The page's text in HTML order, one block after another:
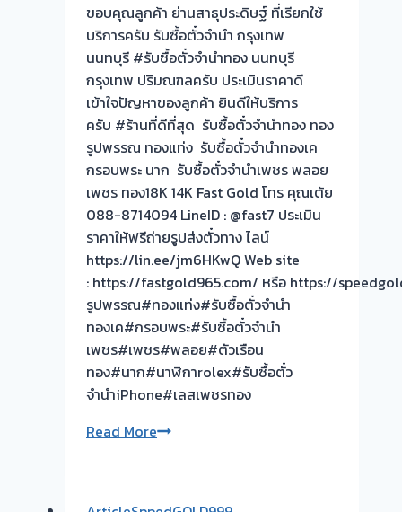
โรง
จำนำ
ร้าน
ทอง
ประเมิน
หน้า
ตั๋ว
ฟรี
จ่าย
สด
ทันที
ไม่
ต้อง
รอ
จบไว
📌
ผล
งาน
วัน
ขอบคุณลูกค้า ย่านสาธุประดิษฐ์ ที่เรียกใช้
บริการครับ รับซื้อตั๋วจำนำ กรุงเทพ
นนทบุรี #รับซื้อตั๋วจำนำทอง นนทบุรี
กรุงเทพ ปริมณฑลครับ ประเมินราคาดี
เข้าใจปัญหาของลูกค้า ยินดีให้บริการ
ครับ #ร้านที่ดีที่สุด รับซื้อตั๋วจำนำทอง ทอง
รูปพรรณ ทองแท่ง รับซื้อตั๋วจำนำทองเค
กรอบพระ นาก รับซื้อตั๋วจำนำเพชร พลอย
เพชร ทอง18K 14K Fast Gold โทร คุณเต้ย
088-8714094 LineID : @fast7 ประเมิน
ราคาให้ฟรีถ่ายรูปส่งตั๋วทาง ไลน์
https://lin.ee/jm6HKwQ Web site
: https://fastgold965.com/ หรือ https://
รูปพรรณ#ทองแท่ง#รับซื้อตั๋วจำนำ
ทองเค#กรอบพระ#รับซื้อตั๋วจำนำ
เพชร#เพชร#พลอย#ตัวเรือน
ทอง#นาก#นาฬิกาrolex#รับซื้อตั๋ว
จำนำiPhone#เลสเพชรทอง
Read Moreขอบคุณ